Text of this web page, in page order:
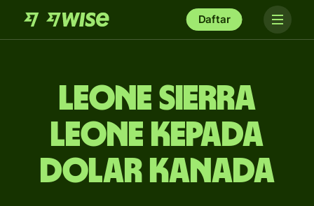
Daftar
leone Sierra
Leone kepada
dolar Kanada